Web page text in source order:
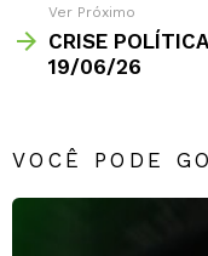
Ver Próximo
CRISE
19/06/26
VOCÊ PODE